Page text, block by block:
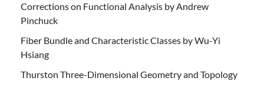
Corrections on Functional Analysis by Andrew
Pinchuck
Fiber Bundle and Characteristic Classes by Wu-Yi
Hsiang
Thurston Three-Dimensional Geometry and Topology